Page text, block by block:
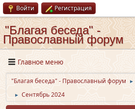
Войти Регистрация
"Благая беседа" -
Православный форум
Главное меню
"Благая беседа" - Православный форум ►
► Сентябрь 2024